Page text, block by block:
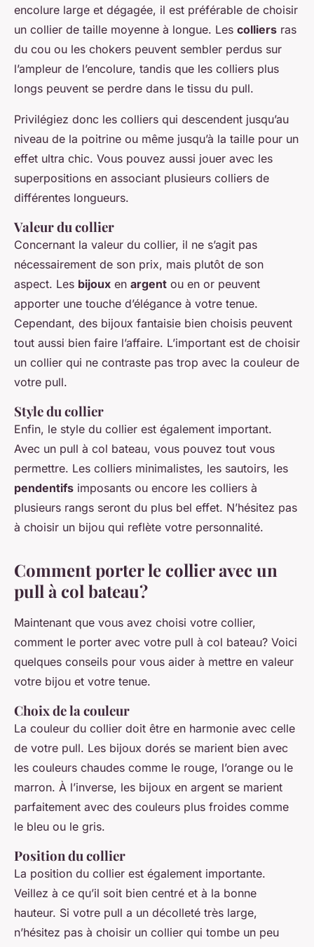
encolure large et dégagée, il est préférable de choisir
un collier de taille moyenne à longue. Les colliers ras
du cou ou les chokers peuvent sembler perdus sur
l’ampleur de l’encolure, tandis que les colliers plus
longs peuvent se perdre dans le tissu du pull.
Privilégiez donc les colliers qui descendent jusqu’au
niveau de la poitrine ou même jusqu’à la taille pour un
effet ultra chic. Vous pouvez aussi jouer avec les
superpositions en associant plusieurs colliers de
différentes longueurs.
Valeur du collier
Concernant la valeur du collier, il ne s’agit pas
nécessairement de son prix, mais plutôt de son
aspect. Les bijoux en argent ou en or peuvent
apporter une touche d’élégance à votre tenue.
Cependant, des bijoux fantaisie bien choisis peuvent
tout aussi bien faire l’affaire. L’important est de choisir
un collier qui ne contraste pas trop avec la couleur de
votre pull.
Style du collier
Enfin, le style du collier est également important.
Avec un pull à col bateau, vous pouvez tout vous
permettre. Les colliers minimalistes, les sautoirs, les
pendentifs imposants ou encore les colliers à
plusieurs rangs seront du plus bel effet. N’hésitez pas
à choisir un bijou qui reflète votre personnalité.
Comment porter le collier avec un
pull à col bateau?
Maintenant que vous avez choisi votre collier,
comment le porter avec votre pull à col bateau? Voici
quelques conseils pour vous aider à mettre en valeur
votre bijou et votre tenue.
Choix de la couleur
La couleur du collier doit être en harmonie avec celle
de votre pull. Les bijoux dorés se marient bien avec
les couleurs chaudes comme le rouge, l’orange ou le
marron. À l’inverse, les bijoux en argent se marient
parfaitement avec des couleurs plus froides comme
le bleu ou le gris.
Position du collier
La position du collier est également importante.
Veillez à ce qu’il soit bien centré et à la bonne
hauteur. Si votre pull a un décolleté très large,
n’hésitez pas à choisir un collier qui tombe un peu